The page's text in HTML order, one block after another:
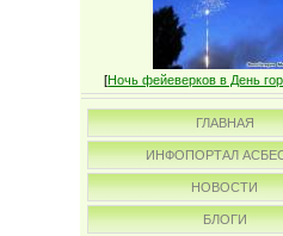
[Ночь фейеверков в День
ГЛАВНАЯ
ИНФОПОРТАЛ
НОВОСТИ
БЛОГИ